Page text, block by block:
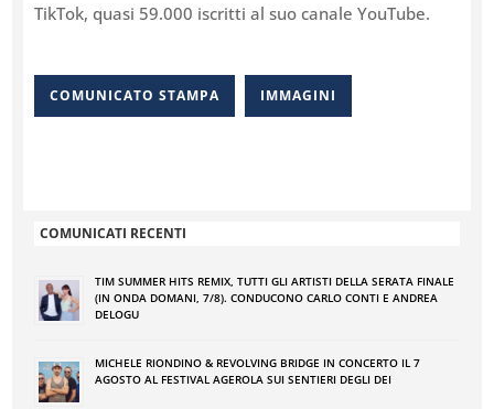
TikTok, quasi 59.000 iscritti al suo canale YouTube.
COMUNICATO STAMPA IMMAGINI
COMUNICATI RECENTI
TIM SUMMER HITS REMIX, TUTTI GLI ARTISTI DELLA SERATA FINALE
(IN ONDA DOMANI, 7/8). CONDUCONO CARLO CONTI E ANDREA
DELOGU
MICHELE RIONDINO & REVOLVING BRIDGE IN CONCERTO IL 7
AGOSTO AL FESTIVAL AGEROLA SUI SENTIERI DEGLI DEI